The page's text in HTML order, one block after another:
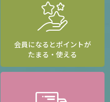
会員になるとポイントが
たまる・使える